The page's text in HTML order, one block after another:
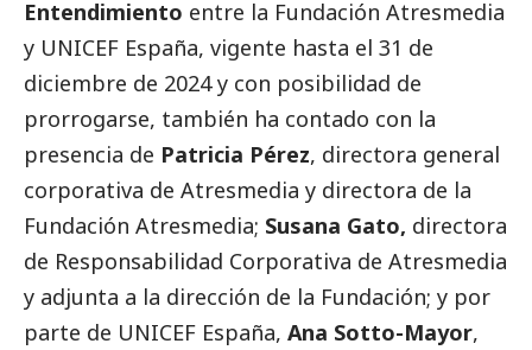
Entendimiento entre la Fundación Atresmedia
y UNICEF España, vigente hasta el 31 de
diciembre de 2024 y con posibilidad de
prorrogarse, también ha contado con la
presencia de Patricia Pérez, directora general
corporativa de Atresmedia y directora de la
Fundación Atresmedia; Susana Gato, directora
de Responsabilidad Corporativa de Atresmedia
y adjunta a la dirección de la Fundación; y por
parte de UNICEF España, Ana Sotto-Mayor,